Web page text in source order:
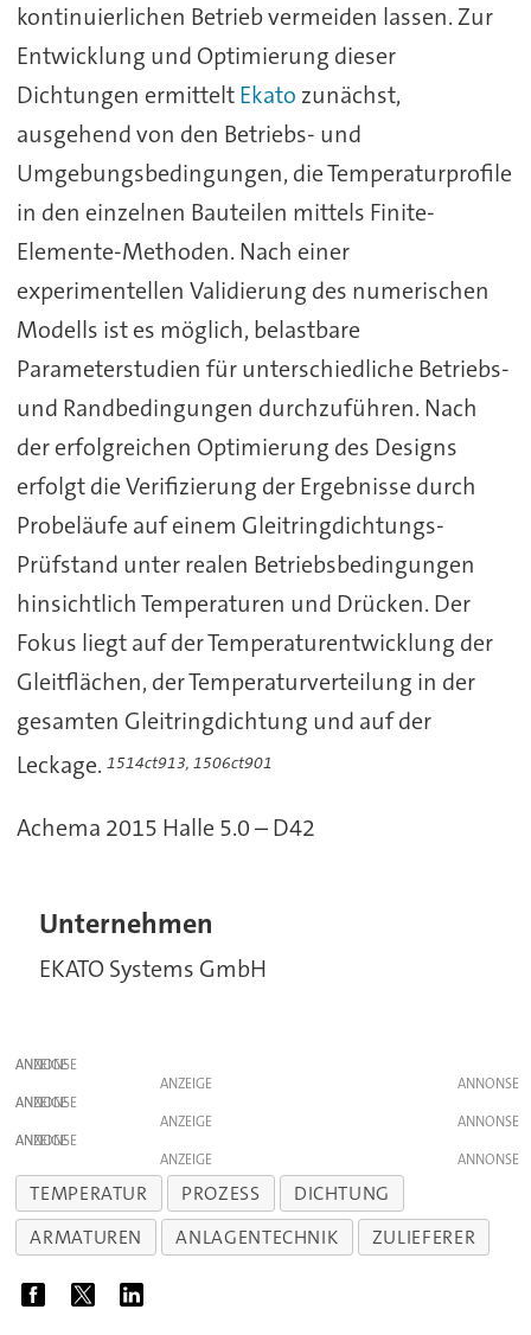
kontinuierlichen Betrieb vermeiden lassen. Zur
Entwicklung und Optimierung dieser
Dichtungen ermitteltEkato zunächst,
ausgehend von den Betriebs- und
Umgebungsbedingungen, die Temperaturprofile
in den einzelnen Bauteilen mittels Finite-
Elemente-Methoden. Nach einer
experimentellen Validierung des numerischen
Modells ist es möglich, belastbare
Parameterstudien für unterschiedliche Betriebs-
und Randbedingungen durchzuführen. Nach
der erfolgreichen Optimierung des Designs
erfolgt die Verifizierung der Ergebnisse durch
Probeläufe auf einem Gleitringdichtungs-
Prüfstand unter realen Betriebsbedingungen
hinsichtlich Temperaturen und Drücken. Der
Fokus liegt auf der Temperaturentwicklung der
Gleitflächen, der Temperaturverteilung in der
gesamten Gleitringdichtung und auf der
Leckage. 1514ct913, 1506ct901
Achema 2015 Halle 5.0 – D42
Unternehmen
EKATO Systems GmbH
ANZEIGE
ANZEIGE
ANZEIGE
ANZEIGE
ANZEIGE
ANZEIGE
TEMPERATUR PROZESS
DICHTUNG
ARMATUREN
ANLAGENTECHNIK ZULIEFERER